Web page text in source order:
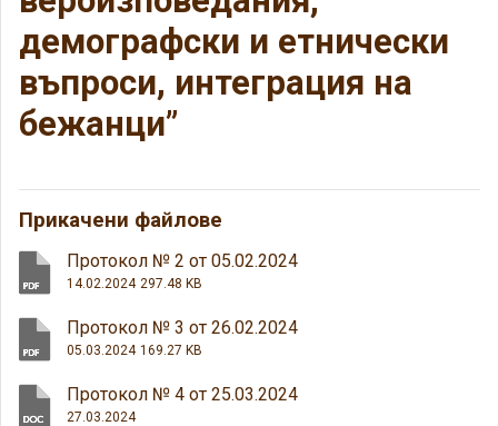
демографски и етнически
въпроси, интеграция на
бежанци”
Прикачени файлове
Протокол № 2 от 05.02.2024
14.02.2024 297.48 KB
Протокол № 3 от 26.02.2024
05.03.2024 169.27 KB
Протокол № 4 от 25.03.2024
27.03.2024